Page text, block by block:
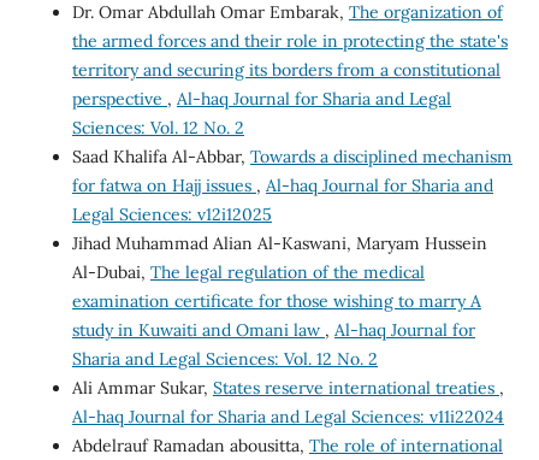
Dr. Omar Abdullah Omar Embarak, The organization of
the armed forces and their role in protecting the state's
territory and securing its borders from a constitutional
perspective , Al-haq Journal for Sharia and Legal
Sciences: Vol. 12 No. 2
Saad Khalifa Al-Abbar, Towards a disciplined mechanism
for fatwa on Hajj issues , Al-haq Journal for Sharia and
Legal Sciences: v12i12025
Jihad Muhammad Alian Al-Kaswani, Maryam Hussein
Al-Dubai, The legal regulation of the medical
examination certificate for those wishing to marry A
study in Kuwaiti and Omani law , Al-haq Journal for
Sharia and Legal Sciences: Vol. 12 No. 2
Ali Ammar Sukar, States reserve international treaties ,
Al-haq Journal for Sharia and Legal Sciences: v11i22024
Abdelrauf Ramadan abousitta, The role of international